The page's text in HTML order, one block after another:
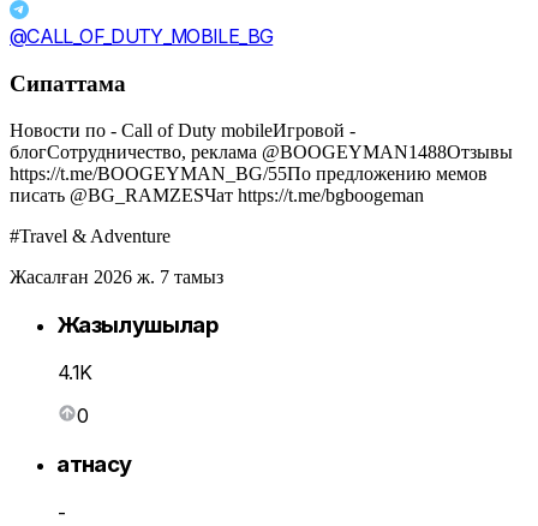
@CALL_OF_DUTY_MOBILE_BG
Сипаттама
Новости по - Call of Duty mobileИгровой -
блогСотрудничество, реклама @BOOGEYMAN1488Отзывы
https://t.me/BOOGEYMAN_BG/55По предложению мемов
писать @BG_RAMZESЧат https://t.me/bgboogeman
#Travel & Adventure
Жасалған 2026 ж. 7 тамыз
Жазылушылар
4.1K
0
Қатнасу
-